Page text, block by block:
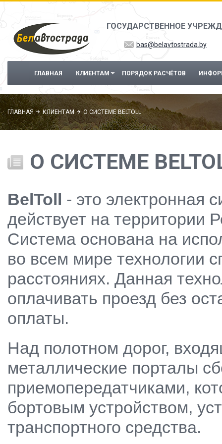
Перейти к основному содержанию
ГОСУДАРСТВЕННОЕ
bas@belavtostrada.by
ГЛАВНАЯ КЛИЕНТАМ ПОРЯДОК РАСЧЁТОВ
ГЛАВНАЯ КЛИЕНТАМ О СИСТЕМЕ BELTOLL
О СИСТЕМЕ
BelToll - это электронная
действует на территории
Система основана на
во всем мире технологии
расстояниях. Данная
оплачивать проезд без
оплаты.
Над полотном дорог,
металлические порталы
приемопередатчиками,
бортовым устройством,
транспортного средства.